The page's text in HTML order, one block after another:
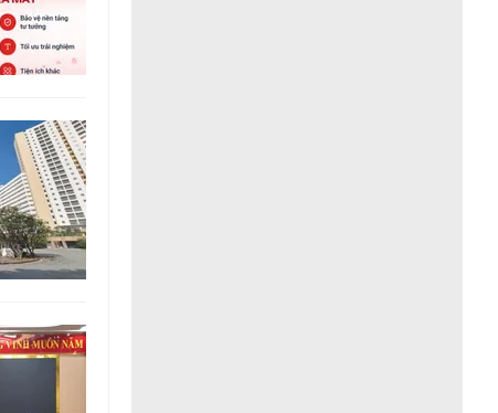
tương lai